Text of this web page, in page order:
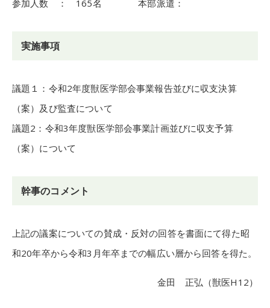
参加人数 ： 165名 本部派遣：
実施事項
議題１：令和2年度獣医学部会事業報告並びに収支決算
（案）及び監査について
議題2：令和3年度獣医学部会事業計画並びに収支予算
（案）について
幹事のコメント
上記の議案についての賛成・反対の回答を書面にて得た昭
和20年卒から令和3月年卒までの幅広い層から回答を得た。
金田 正弘（獣医H12）